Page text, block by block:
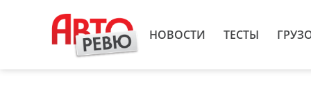
НОВОСТИ ТЕСТЫ